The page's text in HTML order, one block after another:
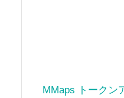
MMaps トークン